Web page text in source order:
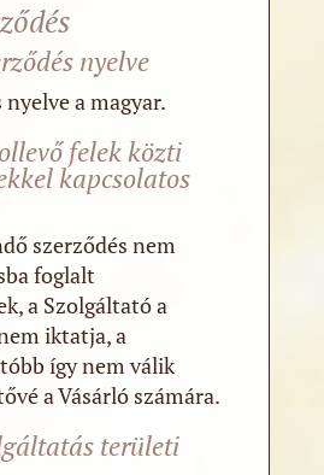
nyelve
a magyar.
felek közti
kapcsolatos
szerződés nem
foglalt
a Szolgáltató a
iktatja, a
így nem válik
a Vásárló számára.
területi